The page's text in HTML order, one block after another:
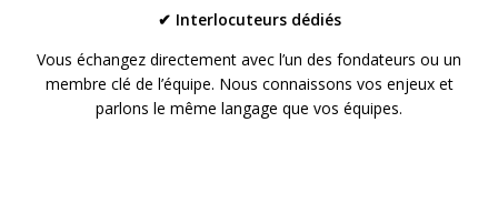
✔ Interlocuteurs dédiés
Vous échangez directement avec l’un des fondateurs ou un
membre clé de l’équipe. Nous connaissons vos enjeux et
parlons le même langage que vos équipes.